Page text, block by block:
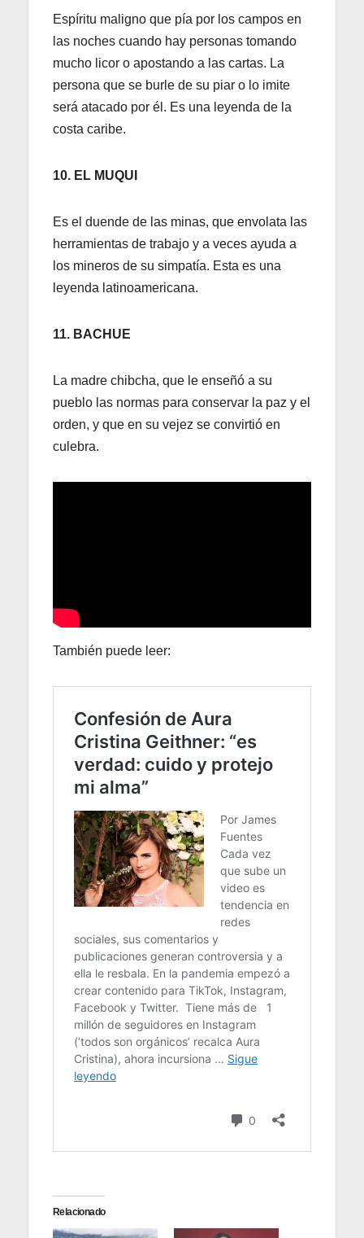
Espíritu maligno que pía por los campos en
las noches cuando hay personas tomando
mucho licor o apostando a las cartas. La
persona que se burle de su piar o lo imite
será atacado por él. Es una leyenda de la
costa caribe.
10. EL MUQUI
Es el duende de las minas, que envolata las
herramientas de trabajo y a veces ayuda a
los mineros de su simpatía. Esta es una
leyenda latinoamericana.
11. BACHUE
La madre chibcha, que le enseñó a su
pueblo las normas para conservar la paz y el
orden, y que en su vejez se convirtió en
culebra.
También puede leer:
Relacionado